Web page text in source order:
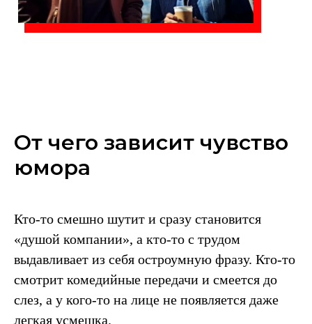
От чего зависит чувство
юмора
Кто-то смешно шутит и сразу становится
«душой компании», а кто-то с трудом
выдавливает из себя остроумную фразу. Кто-то
смотрит комедийные передачи и смеется до
слез, а у кого-то на лице не появляется даже
легкая усмешка.